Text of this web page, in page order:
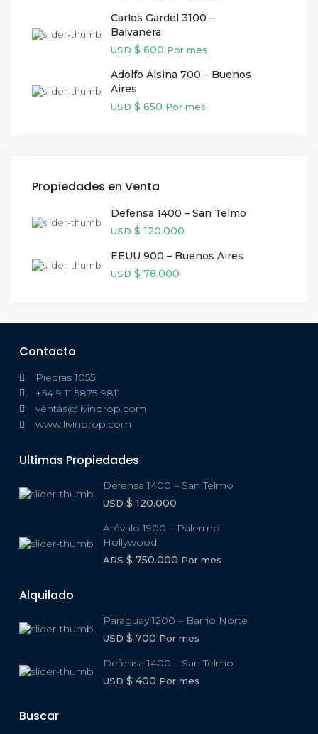
Carlos Gardel 3100 –
Balvanera
USD $ 600 Por mes
Adolfo Alsina 700 – Buenos
Aires
USD $ 650 Por mes
Propiedades en Venta
Defensa 1400 – San Telmo
USD $ 120.000
EEUU 900 – Buenos Aires
USD $ 78.000
Contacto
Piedras 1055
+54 9 11 5875-9811
ventas@livinprop.com
www.livinprop.com
Ultimas Propiedades
Defensa 1400 – San Telmo
USD $ 120.000
Arévalo 1900 – Palermo
Hollywood
ARS $ 750.000 Por mes
Alquilado
Paraguay 1200 – Barrio Norte
USD $ 700 Por mes
Defensa 1400 – San Telmo
USD $ 400 Por mes
Buscar